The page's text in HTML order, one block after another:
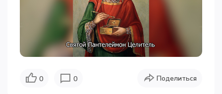
0 0 Поделиться